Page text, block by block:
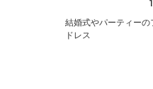
結婚式やパーティー
ドレス